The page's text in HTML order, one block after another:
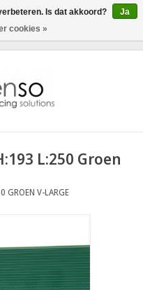
L:250 Groen
GROEN V-LARGE
Is dat akkoord?
Ja
cookies »